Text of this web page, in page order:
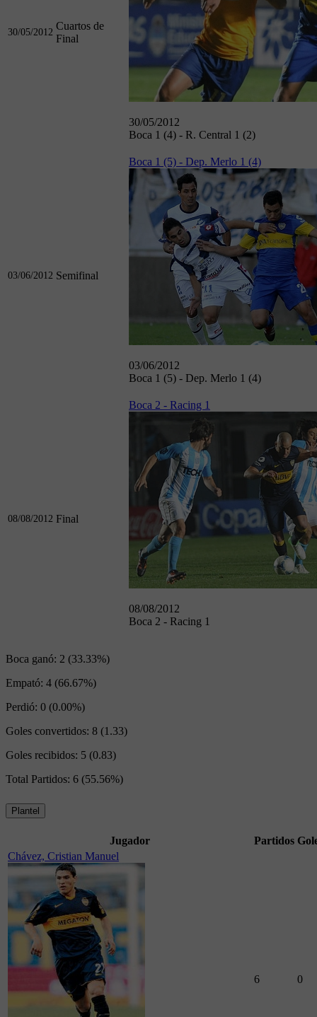
30/05/2012
Cuartos de
Final
30/05/2012
Boca 1 (4) - R. Central 1 (2)
03/06/2012 Semifinal
Boca 1 (5) - Dep. Merlo 1 (4)
03/06/2012
Boca 1 (5) - Dep. Merlo 1 (4)
08/08/2012 Final
Boca 2 - Racing 1
08/08/2012
Boca 2 - Racing 1
Boca ganó: 2 (33.33%)
Empató: 4 (66.67%)
Perdió: 0 (0.00%)
Goles convertidos: 8 (1.33)
Goles recibidos: 5 (0.83)
Total Partidos: 6 (55.56%)
Plantel
Jugador Partidos
Chávez, Cristian Manuel
6 0